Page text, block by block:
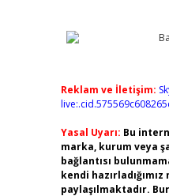
Reklam ve İletişim:
Yasal Uyarı: Bu
marka, kurum veya
bağlantısı
kendi
paylaşılmaktadır.